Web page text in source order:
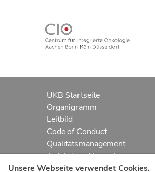
UKB Startseite
Organigramm
Leitbild
Code of Conduct
Qualitätsmanagement
Anfahrt und Lageplan
Erklärung zur Barrierefreiheit
Unsere Webseite verwendet Cookies.